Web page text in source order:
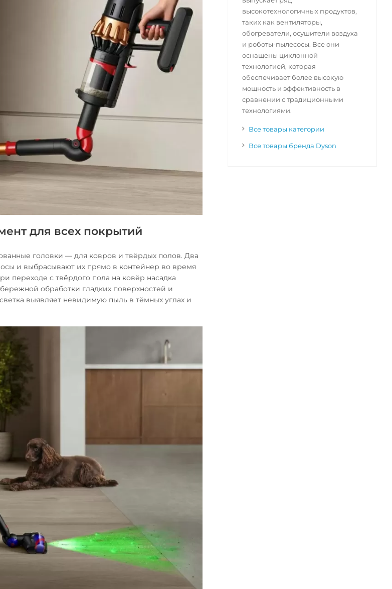
для всех покрытий
головки — для ковров и твёрдых полов. Два
и выбрасывают их прямо в контейнер во время
переходе с твёрдого пола на ковёр насадка
обработки гладких поверхностей и
выявляет невидимую пыль в тёмных углах и
высокотехнологичных продуктов,
таких как вентиляторы,
обогреватели, осушители воздуха
и роботы-пылесосы. Все они
оснащены циклонной
технологией, которая
обеспечивает более высокую
мощность и эффективность в
сравнении с традиционными
технологиями.
Все товары категории
Все товары бренда Dyson